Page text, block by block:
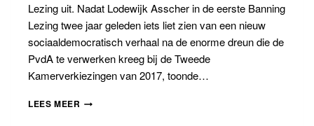
Lezing uit. Nadat Lodewijk Asscher in de eerste Banning
Lezing twee jaar geleden iets liet zien van een nieuw
sociaaldemocratisch verhaal na de enorme dreun die de
PvdA te verwerken kreeg bij de Tweede
Kamerverkiezingen van 2017, toonde…
LEES MEER DE